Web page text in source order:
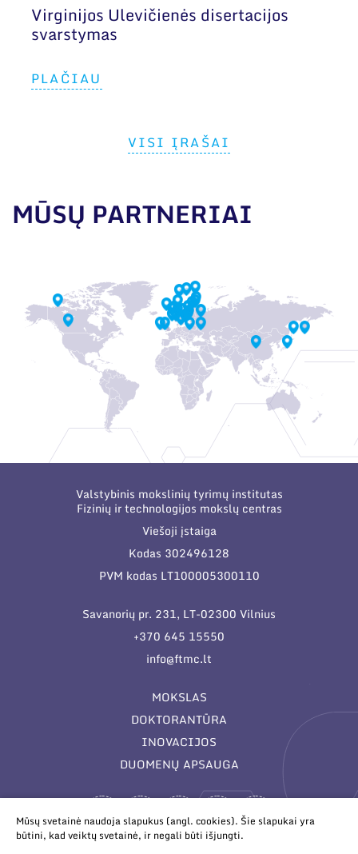
Virginijos Ulevičienės disertacijos
svarstymas
PLAČIAU
VISI ĮRAŠAI
MŪSŲ PARTNERIAI
Valstybinis mokslinių tyrimų institutas
Fizinių ir technologijos mokslų centras
Viešoji įstaiga
Kodas 302496128
PVM kodas LT100005300110
Savanorių pr. 231, LT-02300 Vilnius
+370 645 15550
info@ftmc.lt
MOKSLAS
DOKTORANTŪRA
INOVACIJOS
DUOMENŲ APSAUGA
Mūsų svetainė naudoja slapukus (angl. cookies). Šie slapukai yra
būtini, kad veiktų svetainė, ir negali būti išjungti.